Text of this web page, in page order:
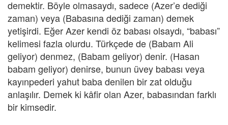
demektir. Böyle olmasaydı, sadece (Azer’e dediği
zaman) veya (Babasına dediği zaman) demek
yetişirdi. Eğer Azer kendi öz babası olsaydı, “babası”
kelimesi fazla olurdu. Türkçede de (Babam Ali
geliyor) denmez, (Babam geliyor) denir. (Hasan
babam geliyor) denirse, bunun üvey babası veya
kayınpederi yahut baba denilen bir zat olduğu
anlaşılır. Demek ki kâfir olan Azer, babasından farklı
bir kimsedir.